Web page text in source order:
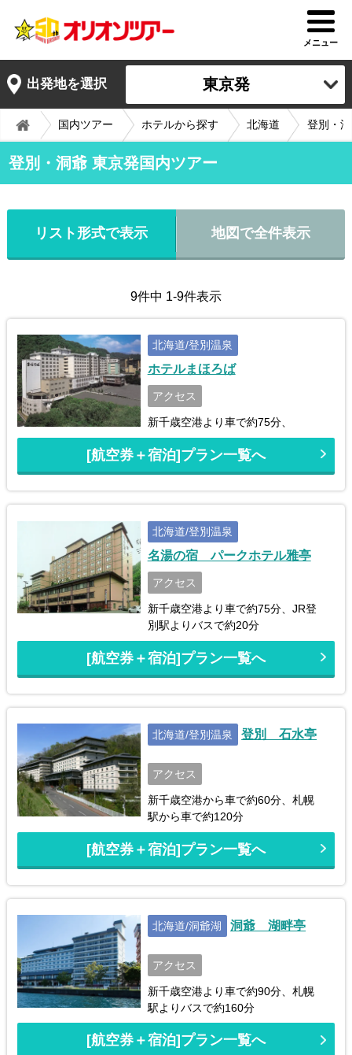
メニュー
出発地を選択 東京発
国内ツアー ホテルから探す 北海道 登別・
登別・洞爺 東京発国内ツアー
リスト形式で表示 地図で全件表示
9件中 1-9件表示
北海道/登別温泉
ホテルまほろば
アクセス
新千歳空港より車で約75分、
[航空券＋宿泊]プラン一覧へ
北海道/登別温泉
名湯の宿 パークホテル雅亭
アクセス
新千歳空港より車で約75分、JR登
別駅よりバスで約20分
[航空券＋宿泊]プラン一覧へ
北海道/登別温泉 登別 石水亭
アクセス
新千歳空港から車で約60分、札幌
駅から車で約120分
[航空券＋宿泊]プラン一覧へ
北海道/洞爺湖 洞爺 湖畔亭
アクセス
新千歳空港より車で約90分、札幌
駅よりバスで約160分
[航空券＋宿泊]プラン一覧へ